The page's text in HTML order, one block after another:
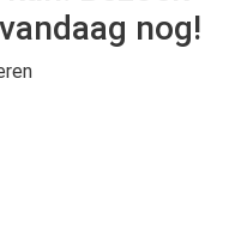
vandaag nog!